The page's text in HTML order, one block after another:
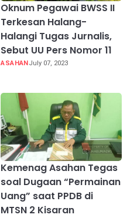
Oknum Pegawai BWSS II
Terkesan Halang-
Halangi Tugas Jurnalis,
Sebut UU Pers Nomor 11
ASAHANJuly 07, 2023
Kemenag Asahan Tegas
soal Dugaan “Permainan
Uang” saat PPDB di
MTSN 2 Kisaran